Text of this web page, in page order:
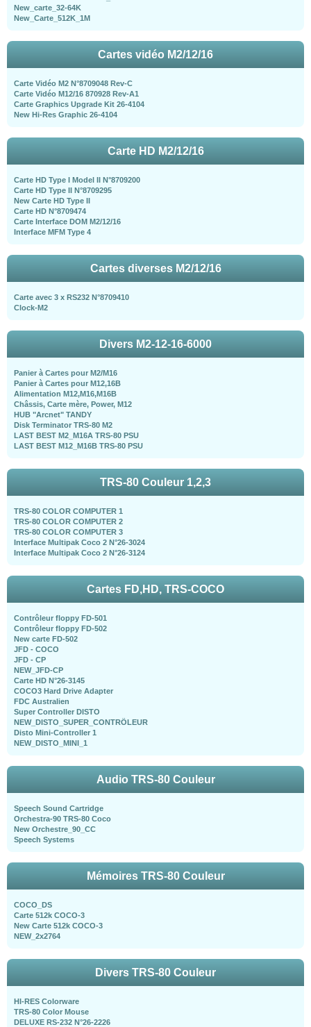
New_carte_32-64K
New_Carte_512K_1M
Cartes vidéo M2/12/16
Carte Vidéo M2 N°8709048 Rev-C
Carte Vidéo M12/16 870928 Rev-A1
Carte Graphics Upgrade Kit 26-4104
New Hi-Res Graphic 26-4104
Carte HD M2/12/16
Carte HD Type I Model II N°8709200
Carte HD Type II N°8709295
New Carte HD Type II
Carte HD N°8709474
Carte Interface DOM M2/12/16
Interface MFM Type 4
Cartes diverses M2/12/16
Carte avec 3 x RS232 N°8709410
Clock-M2
Divers M2-12-16-6000
Panier à Cartes pour M2/M16
Panier à Cartes pour M12,16B
Alimentation M12,M16,M16B
Châssis, Carte mère, Power, M12
HUB "Arcnet" TANDY
Disk Terminator TRS-80 M2
LAST BEST M2_M16A TRS-80 PSU
LAST BEST M12_M16B TRS-80 PSU
TRS-80 Couleur 1,2,3
TRS-80 COLOR COMPUTER 1
TRS-80 COLOR COMPUTER 2
TRS-80 COLOR COMPUTER 3
Interface Multipak Coco 2 N°26-3024
Interface Multipak Coco 2 N°26-3124
Cartes FD,HD, TRS-COCO
Contrôleur floppy FD-501
Contrôleur floppy FD-502
New carte FD-502
JFD - COCO
JFD - CP
NEW_JFD-CP
Carte HD N°26-3145
COCO3 Hard Drive Adapter
FDC Australien
Super Controller DISTO
NEW_DISTO_SUPER_CONTRÖLEUR
Disto Mini-Controller 1
NEW_DISTO_MINI_1
Audio TRS-80 Couleur
Speech Sound Cartridge
Orchestra-90 TRS-80 Coco
New Orchestre_90_CC
Speech Systems
Mémoires TRS-80 Couleur
COCO_DS
Carte 512k COCO-3
New Carte 512k COCO-3
NEW_2x2764
Divers TRS-80 Couleur
HI-RES Colorware
TRS-80 Color Mouse
DELUXE RS-232 N°26-2226